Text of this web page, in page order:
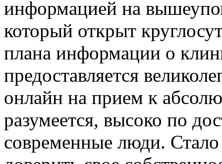
информацией на
который открыт
плана информации о
предоставляется
онлайн на прием к
разумеется, высоко по
современные люди.